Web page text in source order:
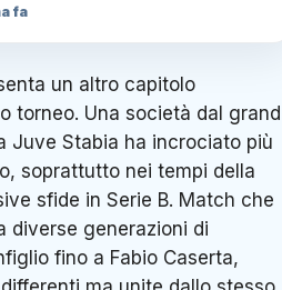
fa
un altro capitolo
torneo. Una società dal
Juve Stabia ha incrociato più
soprattutto nei tempi della
sfide in Serie B. Match che
diverse generazioni di
fino a Fabio Caserta,